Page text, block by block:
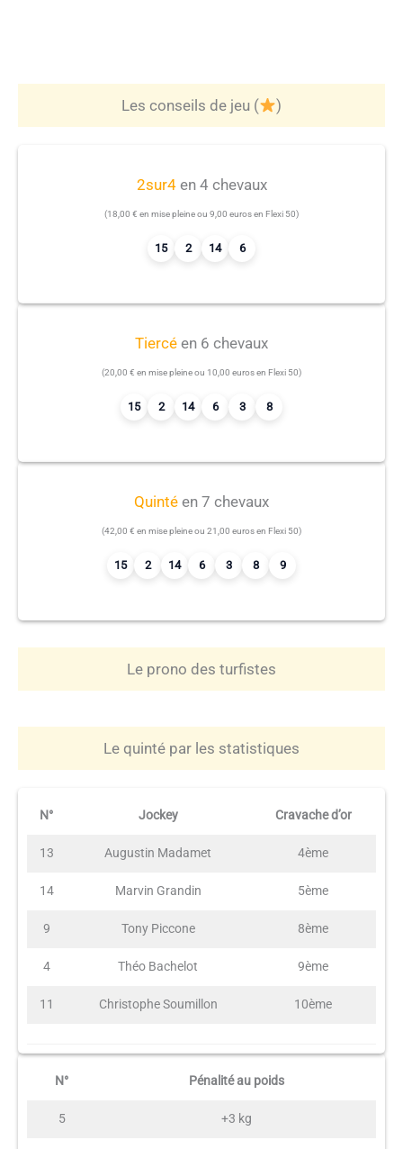
Les conseils de jeu ( )
2sur4en 4 chevaux
(18,00 € en mise pleine ou 9,00 euros en Flexi 50)
15 2 14 6
Tiercé en 6 chevaux
(20,00 € en mise pleine ou 10,00 euros en Flexi 50)
15 2 14 6 3 8
Quinté en 7 chevaux
(42,00 € en mise pleine ou 21,00 euros en Flexi 50)
15 2 14 6 3 8 9
Le prono des turfistes
Le quinté par les statistiques
N° Jockey Cravache d’or
13 Augustin Madamet 4ème
14 Marvin Grandin 5ème
9 Tony Piccone 8ème
4 Théo Bachelot 9ème
11 Christophe Soumillon 10ème
N° Pénalité au poids
5 +3 kg